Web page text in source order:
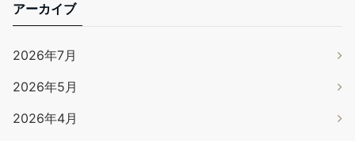
アーカイブ
2026年7月
2026年5月
2026年4月